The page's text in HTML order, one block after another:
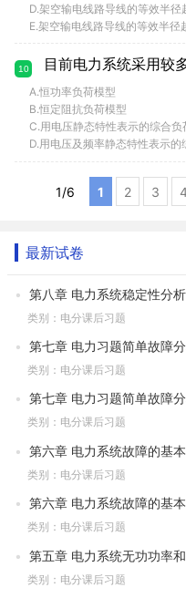
D.架空输电线路导线的等效半
E.架空输电线路导线的等效半
10 目前电力系统采用较
A.恒功率负荷模型
B.恒定阻抗负荷模型
C.用电压静态特性表示的综合负
D.用电压及频率静态特性表示的
1/6 1 2 3 4
最新试卷
第八章 电力系统稳定性分析
类别：电分课后习题
第七章 电力习题简单故障
类别：电分课后习题
第七章 电力习题简单故障
类别：电分课后习题
第六章 电力系统故障的基本
类别：电分课后习题
第六章 电力系统故障的基本
类别：电分课后习题
第五章 电力系统无功功率
类别：电分课后习题